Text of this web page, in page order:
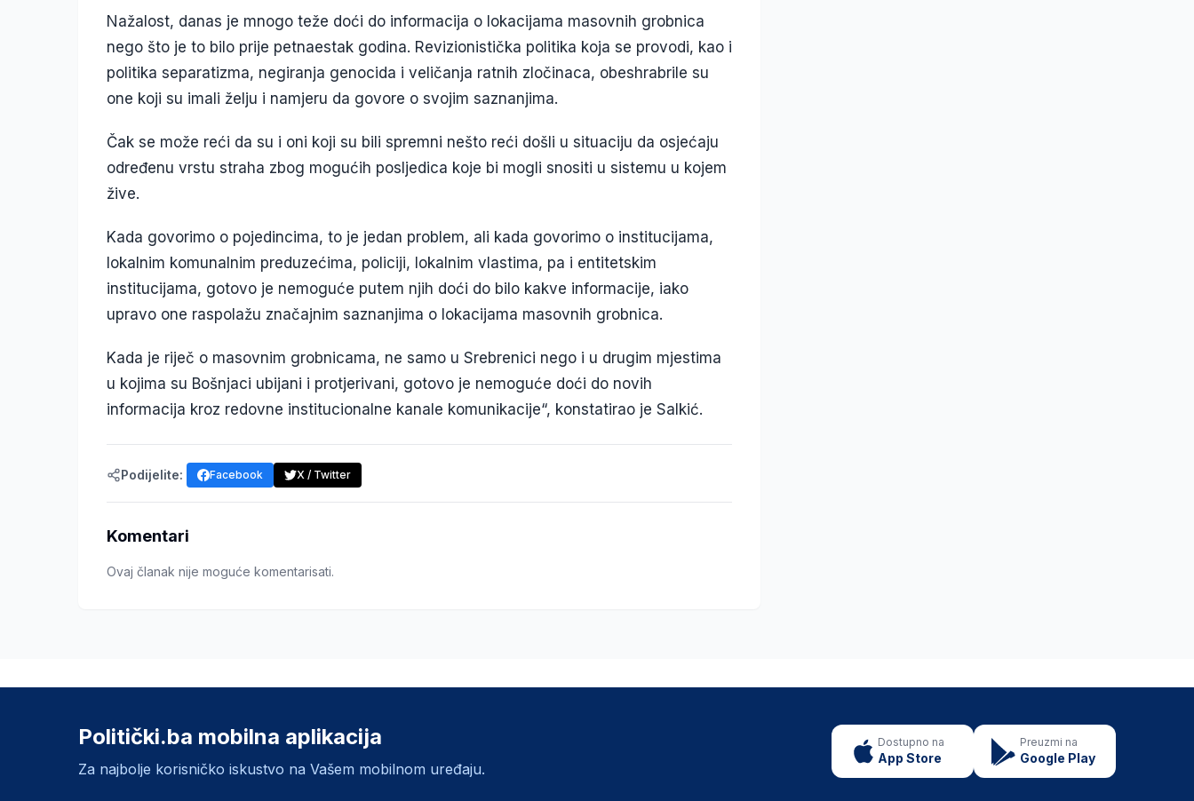
Nažalost, danas je mnogo teže doći do informacija o lokacijama masovnih grobnica
nego što je to bilo prije petnaestak godina. Revizionistička politika koja se provodi, kao i
politika separatizma, negiranja genocida i veličanja ratnih zločinaca, obeshrabrile su
one koji su imali želju i namjeru da govore o svojim saznanjima.
Čak se može reći da su i oni koji su bili spremni nešto reći došli u situaciju da osjećaju
određenu vrstu straha zbog mogućih posljedica koje bi mogli snositi u sistemu u kojem
žive.
Kada govorimo o pojedincima, to je jedan problem, ali kada govorimo o institucijama,
lokalnim komunalnim preduzećima, policiji, lokalnim vlastima, pa i entitetskim
institucijama, gotovo je nemoguće putem njih doći do bilo kakve informacije, iako
upravo one raspolažu značajnim saznanjima o lokacijama masovnih grobnica.
Kada je riječ o masovnim grobnicama, ne samo u Srebrenici nego i u drugim mjestima
u kojima su Bošnjaci ubijani i protjerivani, gotovo je nemoguće doći do novih
informacija kroz redovne institucionalne kanale komunikacije“, konstatirao je Salkić.
Podijelite: Facebook X / Twitter
Komentari
Ovaj članak nije moguće komentarisati.
Politički.ba mobilna aplikacija
Za najbolje korisničko iskustvo na Vašem mobilnom uređaju.
Dostupno na
App Store
Preuzmi na
Google Play